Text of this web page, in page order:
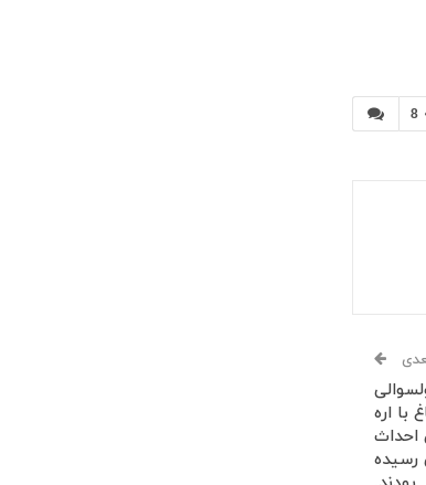
8
باغ با اره
احداث
رسیده